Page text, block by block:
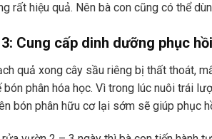
rất hiệu quả. Nên bà con cũng có thể
Cung cấp dinh dưỡng phục
quả xong cây sầu riêng bị thất thoát,
bón phân hóa học. Vì trong lúc nuôi trái
bón phân hữu cơ lại sớm sẽ giúp phục